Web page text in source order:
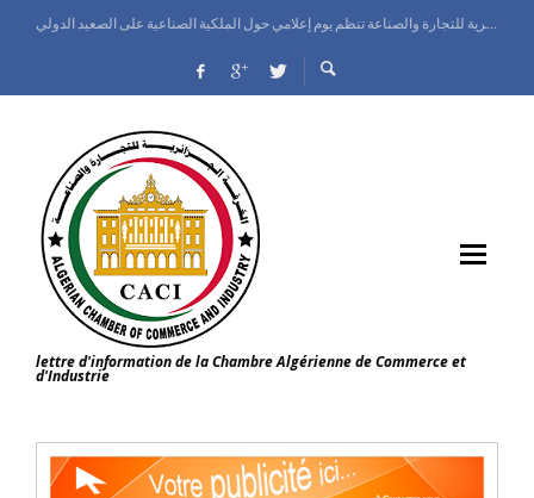
اتفاق تعاون بين الغرفة الجزائرية للتجارة والصناعة والمركز الوطني للسجل التجاري
lettre d'information de la Chambre Algérienne de Commerce et
d'Industrie